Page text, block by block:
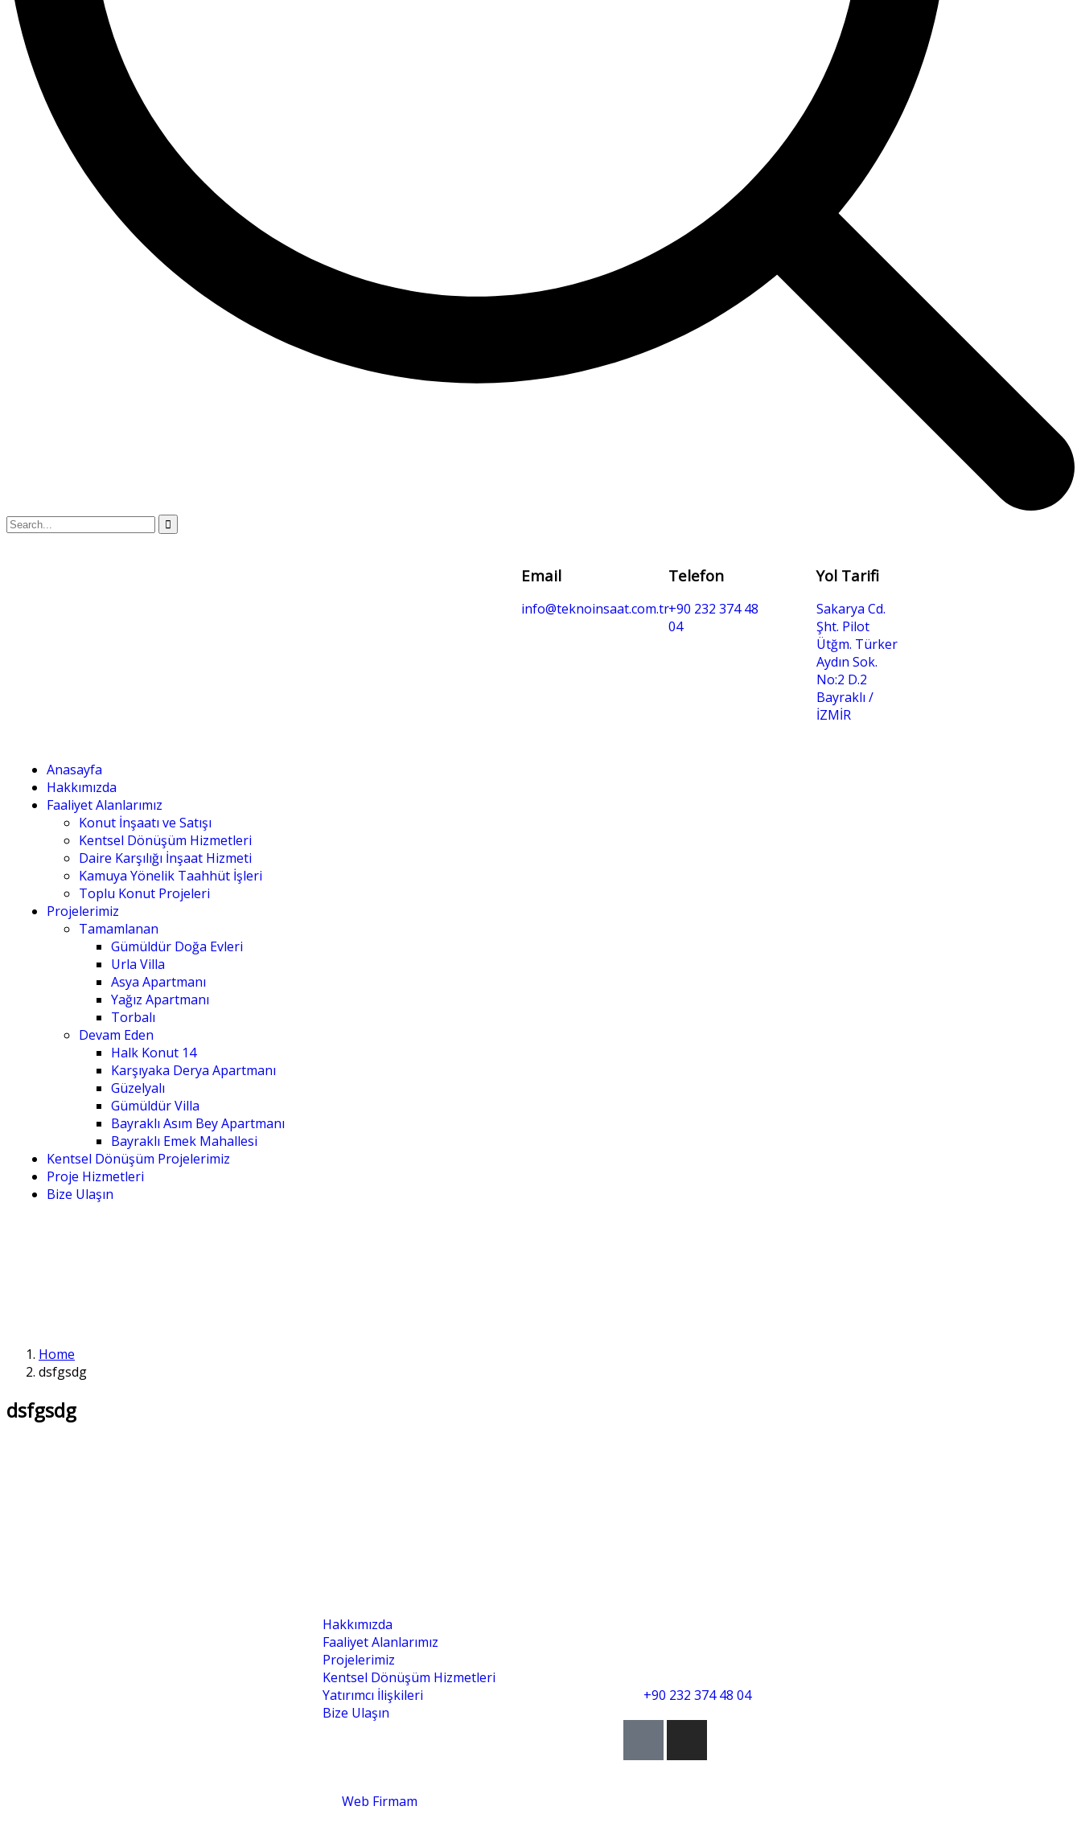
Email
info@teknoinsaat.com.tr
Telefon
+90 232 374 48
04
Yol Tarifi
Sakarya Cd.
Şht. Pilot
Ütğm. Türker
Aydın Sok.
No:2 D.2
Bayraklı /
İZMİR
Anasayfa
Hakkımızda
Faaliyet Alanlarımız
Konut İnşaatı ve Satışı
Kentsel Dönüşüm Hizmetleri
Daire Karşılığı İnşaat Hizmeti
Kamuya Yönelik Taahhüt İşleri
Toplu Konut Projeleri
Projelerimiz
Tamamlanan
Gümüldür Doğa Evleri
Urla Villa
Asya Apartmanı
Yağız Apartmanı
Torbalı
Devam Eden
Halk Konut 14
Karşıyaka Derya Apartmanı
Güzelyalı
Gümüldür Villa
Bayraklı Asım Bey Apartmanı
Bayraklı Emek Mahallesi
Kentsel Dönüşüm Projelerimiz
Proje Hizmetleri
Bize Ulaşın
Home
dsfgsdg
dsfgsdg
Hakkımızda
Faaliyet Alanlarımız
Projelerimiz
Kentsel Dönüşüm Hizmetleri
Yatırımcı İlişkileri
Bize Ulaşın
+90 232 374 48 04
Web Firmam